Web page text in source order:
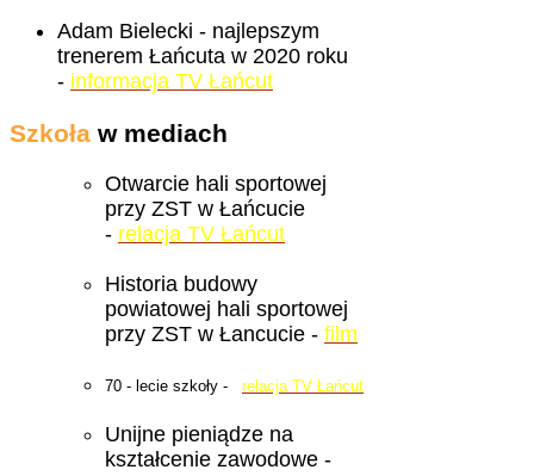
Adam Bielecki - najlepszym
trenerem Łańcuta w 2020 roku
- informacja TV Łańcut
Szkoła w mediach
Otwarcie hali sportowej
przy ZST w Łańcucie
- relacja TV Łańcut
Historia budowy
powiatowej hali sportowej
przy ZST w Łancucie - film
70 - lecie szkoły - relacja TV Łańcut
Unijne pieniądze na
kształcenie zawodowe -